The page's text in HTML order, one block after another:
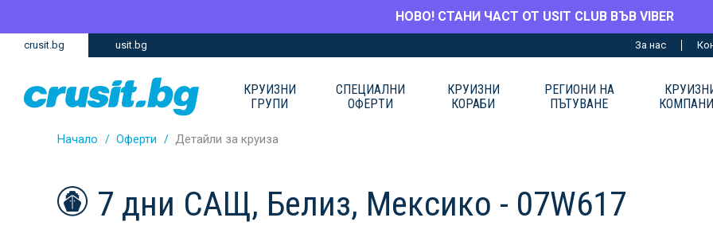
НОВО! СТАНИ ЧАСТ ОТ USIT CLUB ВЪВ VIBER
Премини
съдържание
Премини
crusit.bg usit.bg За нас
КРУИЗНИ
ГРУПИ
СПЕЦИАЛНИ
ОФЕРТИ
КРУИЗНИ
КОРАБИ
РЕГИОНИ НА
ПЪТУВАНЕ
Начало Оферти Детайли за круиза
7 дни САЩ, Белиз, Мексико - 07W617